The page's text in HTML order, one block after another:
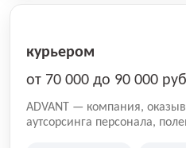
курьером
от 70 000 до 90 000
ADVANT — компания,
аутсорсинга персонала,